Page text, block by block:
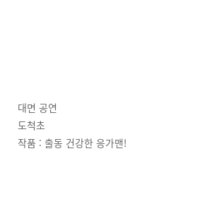
대면 공연
도척초
작품 : 출동 건강한 응가맨!